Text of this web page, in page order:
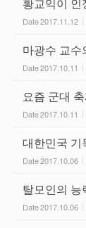
황교익이 인
Date2017.11.12
마광수 교수
Date2017.10.11
요즘 군대
Date2017.10.11
대한민국 기
Date2017.10.06
탈모인의 능
Date2017.10.06